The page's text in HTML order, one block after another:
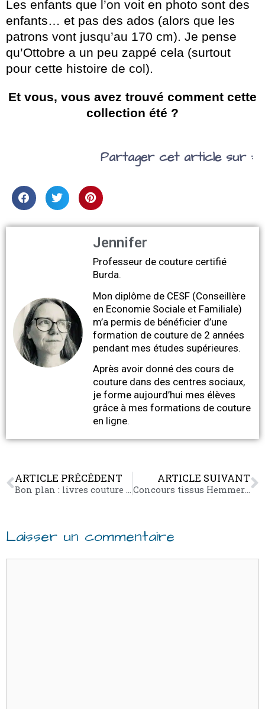
Les enfants que l’on voit en photo sont des
enfants… et pas des ados (alors que les
patrons vont jusqu’au 170 cm). Je pense
qu’Ottobre a un peu zappé cela (surtout
pour cette histoire de col).
Et vous, vous avez trouvé comment cette
collection été ?
Partager cet article sur :
Jennifer
Professeur de couture certifié
Burda.
Mon diplôme de CESF (Conseillère
en Economie Sociale et Familiale)
m’a permis de bénéficier d’une
formation de couture de 2 années
pendant mes études supérieures.
Après avoir donné des cours de
couture dans des centres sociaux,
je forme aujourd’hui mes élèves
grâce à mes formations de couture
en ligne.
ARTICLE PRÉCÉDENT ARTICLE SUIVANT
Concours tissus Hemmers : 25 euros en bon d’achat à gagner !
Laisser un commentaire